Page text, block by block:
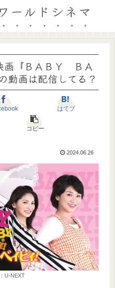
ールドシネマ
画『ＢＡＢＹ ＢＡ
画は配信してる？
はてブ
コピー
2024.06.26
U-NEXT